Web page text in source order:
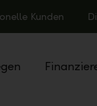
Kunden